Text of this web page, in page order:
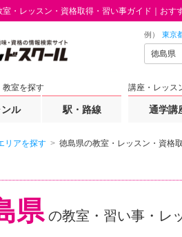
室・レッスン・資格取得・習い事ガイド｜おす
例） 東京
教室を探す
ル 駅・路線
講座・レッス
通学講
リアを探す 徳島県の教室・レッスン・資格
県の教室・習い事・レ